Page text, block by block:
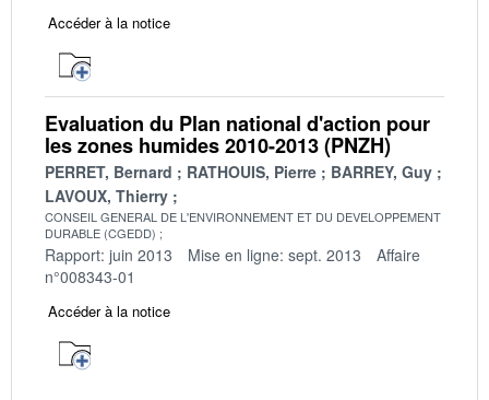
Accéder à la notice
Evaluation du Plan national d'action pour
les zones humides 2010-2013 (PNZH)
PERRET, Bernard RATHOUIS, Pierre
BARREY, Guy
LAVOUX, Thierry
CONSEIL GENERAL DE L'ENVIRONNEMENT ET DU DEVELOPPEMENT
DURABLE (CGEDD)
Rapport: juin 2013 Mise en ligne: sept. 2013
Affaire
n°008343-01
Accéder à la notice